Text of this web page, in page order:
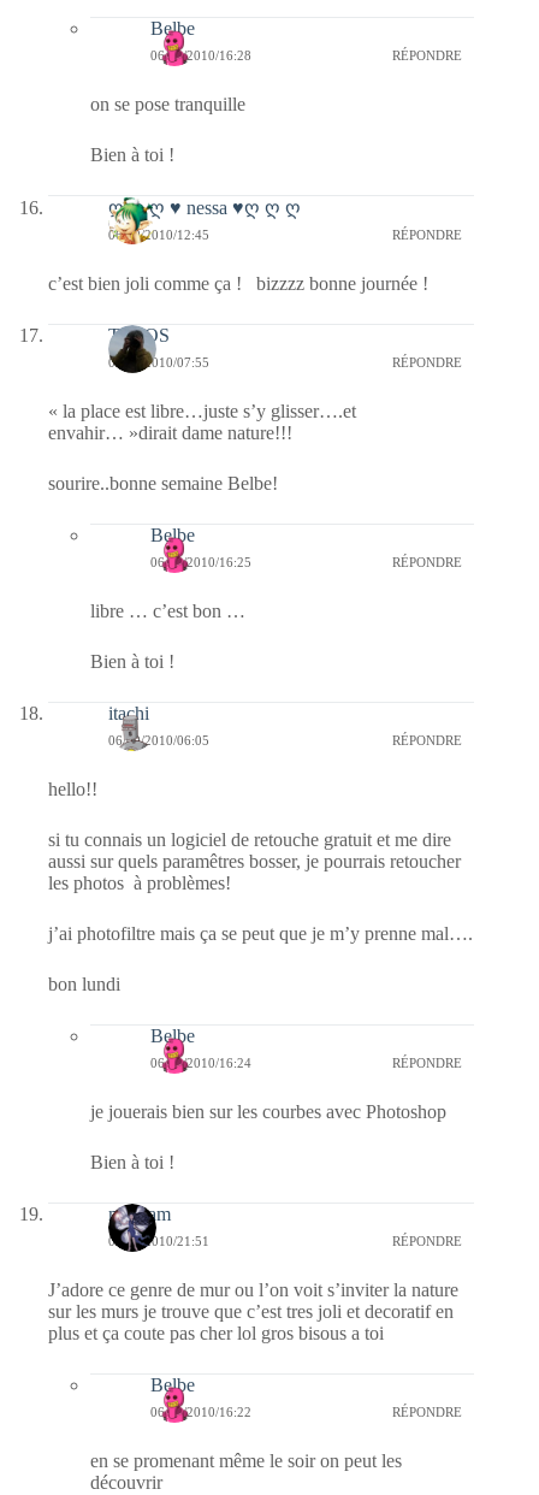
Belbe
06/09/2010/16:28 RÉPONDRE
on se pose tranquille
Bien à toi !
ღ ღ ღ ♥ nessa ♥ღ ღ ღ
06/09/2010/12:45 RÉPONDRE
c’est bien joli comme ça ! bizzzz bonne journée !
TELOS
06/09/2010/07:55 RÉPONDRE
« la place est libre…juste s’y glisser….et
envahir… »dirait dame nature!!!
sourire..bonne semaine Belbe!
Belbe
06/09/2010/16:25 RÉPONDRE
libre … c’est bon …
Bien à toi !
itachi
06/09/2010/06:05 RÉPONDRE
hello!!
si tu connais un logiciel de retouche gratuit et me dire
aussi sur quels paramêtres bosser, je pourrais retoucher
les photos à problèmes!
j’ai photofiltre mais ça se peut que je m’y prenne mal….
bon lundi
Belbe
06/09/2010/16:24 RÉPONDRE
je jouerais bien sur les courbes avec Photoshop
Bien à toi !
magsam
05/09/2010/21:51 RÉPONDRE
J’adore ce genre de mur ou l’on voit s’inviter la nature
sur les murs je trouve que c’est tres joli et decoratif en
plus et ça coute pas cher lol gros bisous a toi
Belbe
06/09/2010/16:22 RÉPONDRE
en se promenant même le soir on peut les
découvrir